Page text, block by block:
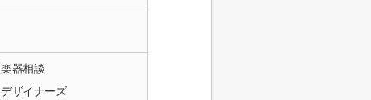
楽器相談
デザイナーズ